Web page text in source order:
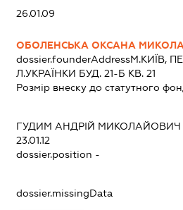
26.01.09
ОБОЛЕНСЬКА ОКСАНА
dossier.founderAddressМ.КИЇВ,
Л.УКРАЇНКИ БУД. 21-Б КВ. 21
Розмір внеску до статутного
ГУДИМ АНДРІЙ МИКОЛАЙОВИЧ
23.01.12
dossier.position -
dossier.missingData